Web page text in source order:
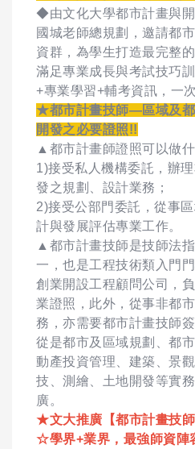
◆由文化大學都市計畫與
國城老師總規劃，邀請都
資群，為學生打造最完整
滿足專業成長與考試技巧
+專業學習+輔考資訊，一
★都市計畫技師—區域及都
開發之必要證照!!
▲都市計畫師證照可以做
1)接受私人機構委託，辦
發之規劃、設計業務；
2)接受公部門委託，從事
計與發展評估專業工作。
▲都市計畫技師是技師法
一，也是工程技術類入門
創業開設工程顧問公司，
業證照，此外，從事非都
務，亦需要都市計畫技師
從是都市及區域規劃、都
動產投資管理、建築、景
技、測繪、土地開發等實
廣。
★文大推廣【都市計畫技師
☆學界+業界，最強師資陣